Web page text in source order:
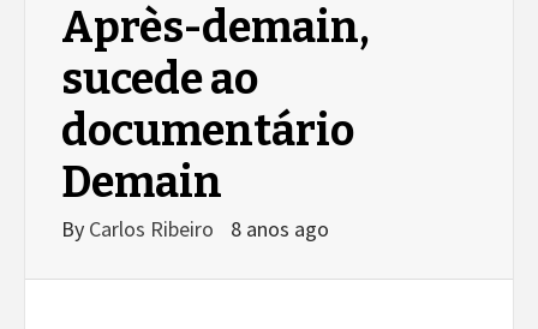
Après-demain,
sucede ao
documentário
Demain
By Carlos Ribeiro 8 anos ago